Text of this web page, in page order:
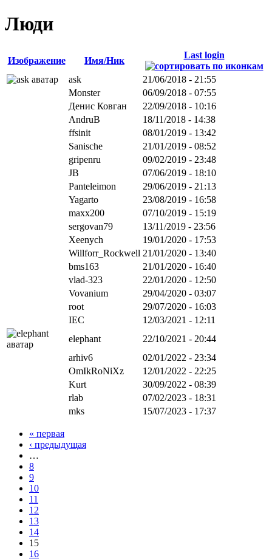
Люди
Изображение Имя/Ник
Last login
ask
21/06/2018 - 21:55
Monster
06/09/2018 - 07:55
Денис Ковган
22/09/2018 - 10:16
AndruB
18/11/2018 - 14:38
ffsinit
08/01/2019 - 13:42
Sanische
21/01/2019 - 08:52
gripenru
09/02/2019 - 23:48
JB
07/06/2019 - 18:10
Panteleimon
29/06/2019 - 21:13
Yagarto
23/08/2019 - 16:58
maxx200
07/10/2019 - 15:19
sergovan79
13/11/2019 - 23:56
Xeenych
19/01/2020 - 17:53
Willforr_Rockwell 21/01/2020 - 13:40
bms163
21/01/2020 - 16:40
vlad-323
22/01/2020 - 12:50
Vovanium
29/04/2020 - 03:07
root
29/07/2020 - 16:03
IEC
12/03/2021 - 12:11
elephant
22/10/2021 - 20:44
arhiv6
02/01/2022 - 23:34
OmIkRoNiXz
12/01/2022 - 22:25
Kurt
30/09/2022 - 08:39
rlab
07/02/2023 - 18:31
mks
15/07/2023 - 17:37
« первая
‹ предыдущая
…
8
9
10
11
12
13
14
15
16